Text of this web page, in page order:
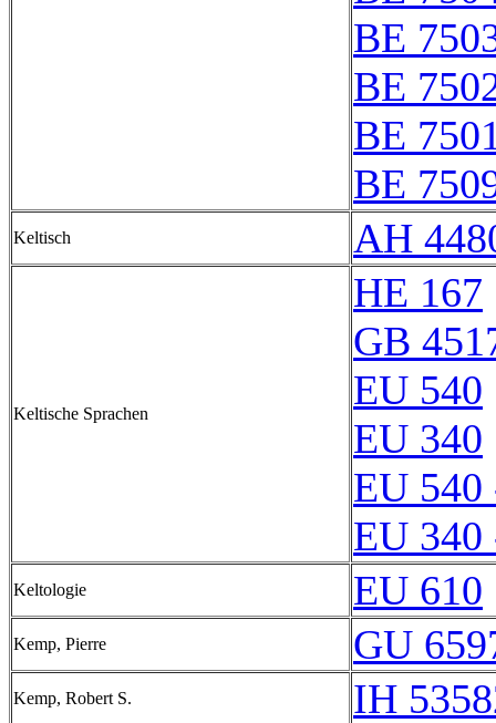
BE
BE
BE
BE
Keltisch AH
Keltische Sprachen
HE 167
GB
EU 540
EU 340
EU 540
EU 340
Keltologie EU 610
Kemp, Pierre GU
Kemp, Robert S. IH